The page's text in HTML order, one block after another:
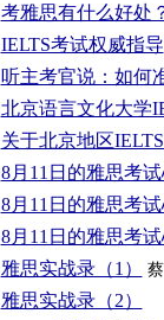
考雅思有什么好处
IELTS考试权威指导
听主考官说：如何
北京语言文化大学
关于北京地区
8月11日的雅思考
8月11日的雅思考
8月11日的雅思考
雅思实战录（1）
雅思实战录（2）